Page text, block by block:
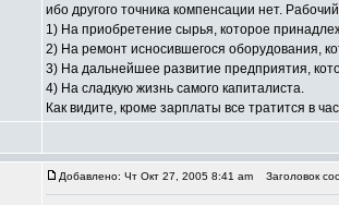
ибо другого точника компенсации нет.
1) На приобретение сырья, которое
2) На ремонт исносившегося оборудования,
3) На дальнейшее развитие предприятия,
4) На сладкую жизнь самого капиталиста.
Как видите, кроме зарплаты все тратится в
Добавлено: Чт Окт 27, 2005 8:41 am Заголовок